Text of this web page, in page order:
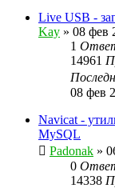
Live USB -
Kay » 08 фев
1
14961
08 фев
Navicat -
MySQL
Padonak »
0
14338